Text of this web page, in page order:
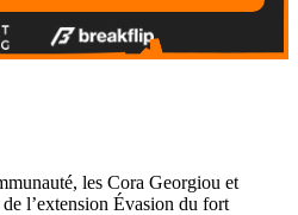
les Cora Georgiou et
l’extension Évasion du fort